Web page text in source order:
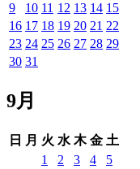
9
10 11 12 13 14 15
16 17 18 19 20 21 22
23 24 25 26 27 28 29
30 31
9月
日 月 火 水 木 金 土
1
2 3 4
5